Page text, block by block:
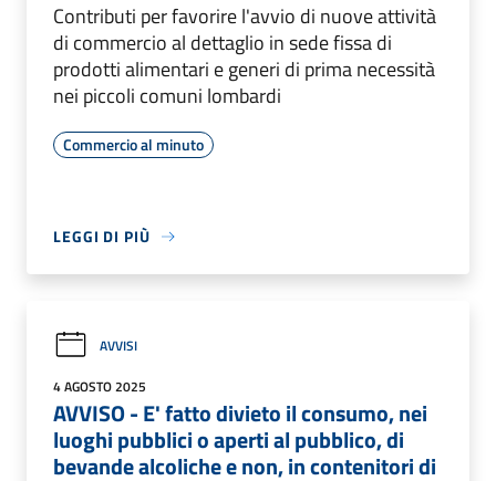
Contributi per favorire l'avvio di nuove attività
di commercio al dettaglio in sede fissa di
prodotti alimentari e generi di prima necessità
nei piccoli comuni lombardi
Commercio al minuto
LEGGI DI PIÙ
AVVISI
4 AGOSTO 2025
AVVISO - E' fatto divieto il consumo, nei
luoghi pubblici o aperti al pubblico, di
bevande alcoliche e non, in contenitori di